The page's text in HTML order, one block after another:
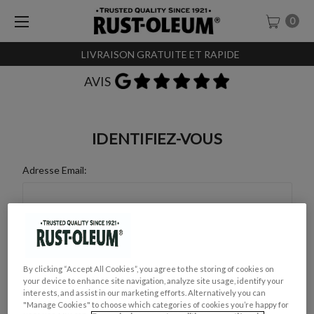
LIVRAISON GRATUITE ET RAPIDE
0
AVIS
IDENTIFIEZ-VOUS
Adresse Email:
Mot de Passe :
By clicking “Accept All Cookies”, you agree to the storing of cookies on
your device to enhance site navigation, analyze site usage, identify your
interests, and assist in our marketing efforts. Alternatively you can
"Manage Cookies" to choose which categories of cookies you’re happy for